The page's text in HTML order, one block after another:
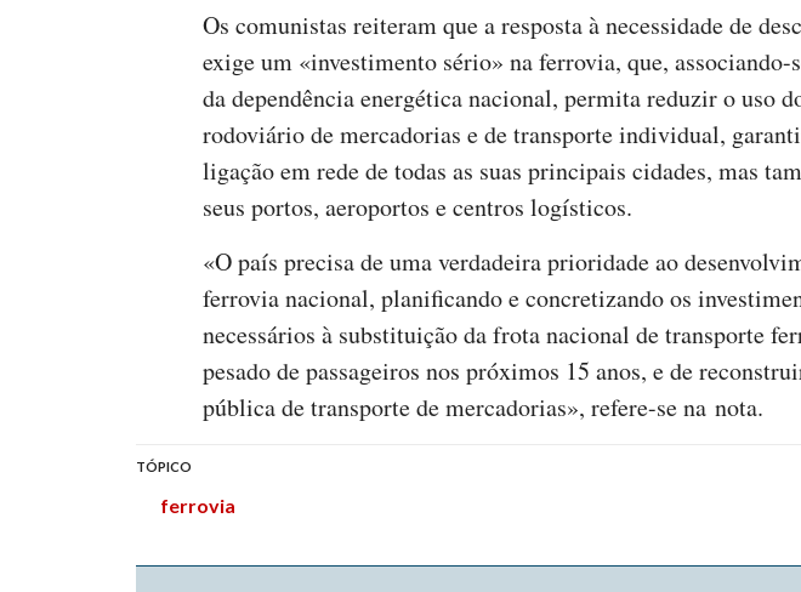
Os comunistas reiteram que a resposta à necessidade de
exige um «investimento sério» na ferrovia, que, associando-
da dependência energética nacional, permita reduzir o uso
rodoviário de mercadorias e de transporte individual,
ligação em rede de todas as suas principais cidades, mas
seus portos, aeroportos e centros logísticos.
«O país precisa de uma verdadeira prioridade ao
ferrovia nacional, planificando e concretizando os
necessários à substituição da frota nacional de transporte
pesado de passageiros nos próximos 15 anos, e de
pública de transporte de mercadorias», refere-se na nota.
TÓPICO
ferrovia